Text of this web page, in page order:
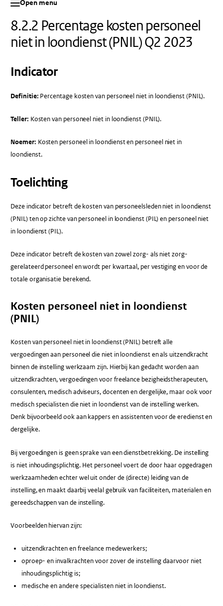
Open menu
8.2.2 Percentage kosten personeel
niet in loondienst (PNIL) Q2 2023
Indicator
Definitie: Percentage kosten van personeel niet in loondienst (PNIL).
Teller: Kosten van personeel niet in loondienst (PNIL).
Noemer: Kosten personeel in loondienst en personeel niet in
loondienst.
Toelichting
Deze indicator betreft de kosten van personeelsleden niet in loondienst
(PNIL) ten op zichte van personeel in loondienst (PIL) en personeel niet
in loondienst (PIL).
Deze indicator betreft de kosten van zowel zorg- als niet zorg-
gerelateerd personeel en wordt per kwartaal, per vestiging en voor de
totale organisatie berekend.
Kosten personeel niet in loondienst
(PNIL)
Kosten van personeel niet in loondienst (PNIL) betreft alle
vergoedingen aan personeel die niet in loondienst en als uitzendkracht
binnen de instelling werkzaam zijn. Hierbij kan gedacht worden aan
uitzendkrachten, vergoedingen voor freelance bezigheidstherapeuten,
consulenten, medisch adviseurs, docenten en dergelijke, maar ook voor
medisch specialisten die niet in loondienst van de instelling werken.
Denk bijvoorbeeld ook aan kappers en assistenten voor de eredienst en
dergelijke.
Bij vergoedingen is geen sprake van een dienstbetrekking. De instelling
is niet inhoudingsplichtig. Het personeel voert de door haar opgedragen
werkzaamheden echter wel uit onder de (directe) leiding van de
instelling, en maakt daarbij veelal gebruik van faciliteiten, materialen en
gereedschappen van de instelling.
Voorbeelden hiervan zijn:
uitzendkrachten en freelance medewerkers;
oproep- en invalkrachten voor zover de instelling daarvoor niet
inhoudingsplichtig is;
medische en andere specialisten niet in loondienst.